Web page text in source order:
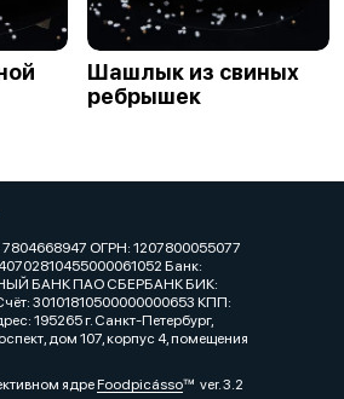
Шашлык из свиных
ребрышек
ОГРН: 1207800055077
Банк:
БАНК ПАО СБЕРБАНК БИК:
30101810500000000653 КПП:
195265 г. Санкт-Петербург,
дом 107, корпус 4, помещения
ядреFoodpicássover. 3.2